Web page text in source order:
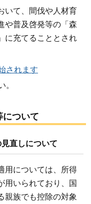
て、間伐や人材育
や普及啓発等の「森
に充てることとされ
されます
。
について
直しについて
用については、所得
用いられており、国
親族でも控除の対象